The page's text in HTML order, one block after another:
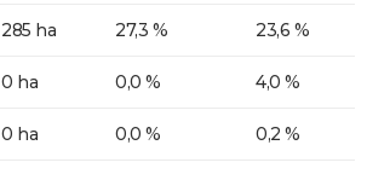
285 ha 27,3 % 23,6 %
0 ha 0,0 % 4,0 %
0 ha 0,0 % 0,2 %